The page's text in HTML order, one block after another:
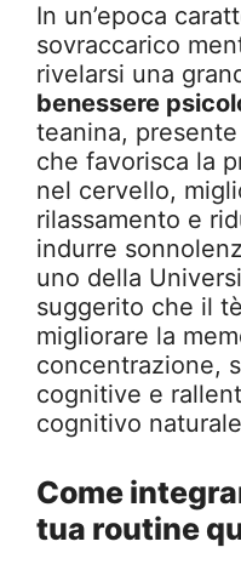
In un’epoca
sovraccarico
rivelarsi una
benessere
teanina,
che favorisca la
nel cervello,
rilassamento e
indurre
uno della
suggerito che il
migliorare la
concentrazione,
cognitive e
cognitivo
Come
tua routine